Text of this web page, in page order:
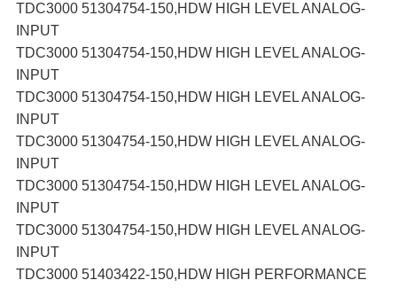
TDC3000 51304754-150,HDW HIGH LEVEL ANALOG-
INPUT
TDC3000 51304754-150,HDW HIGH LEVEL ANALOG-
INPUT
TDC3000 51304754-150,HDW HIGH LEVEL ANALOG-
INPUT
TDC3000 51304754-150,HDW HIGH LEVEL ANALOG-
INPUT
TDC3000 51304754-150,HDW HIGH LEVEL ANALOG-
INPUT
TDC3000 51304754-150,HDW HIGH LEVEL ANALOG-
INPUT
TDC3000 51403422-150,HDW HIGH PERFORMANCE